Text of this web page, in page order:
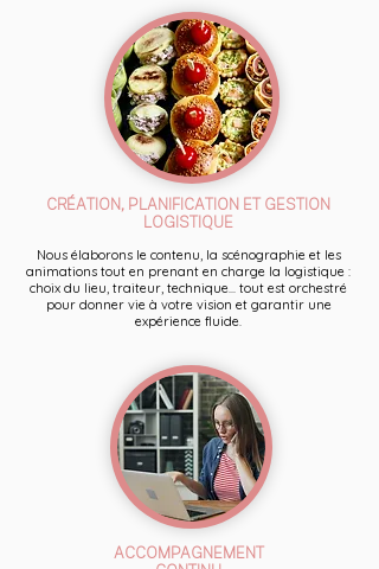
CRÉATION, PLANIFICATION ET GESTION
LOGISTIQUE
Nous élaborons le contenu, la scénographie et les
animations tout en prenant en charge la logistique :
choix du lieu, traiteur, technique... tout est orchestré
pour donner vie à votre vision et garantir une
expérience fluide.
ACCOMPAGNEMENT